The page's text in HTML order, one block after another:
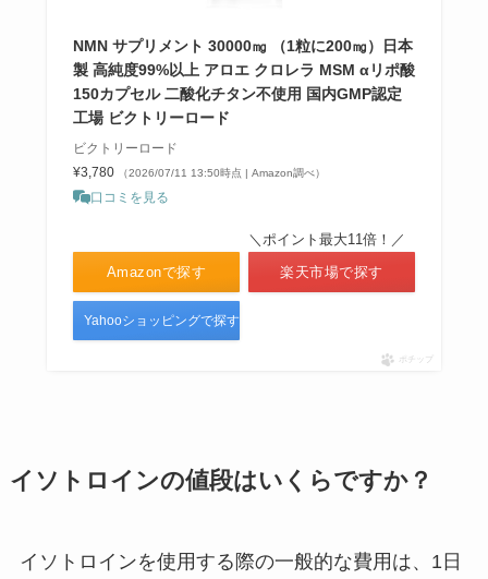
NMN サプリメント 30000㎎ （1粒に200㎎）日本
製 高純度99%以上 アロエ クロレラ MSM αリポ酸
150カプセル 二酸化チタン不使用 国内GMP認定
工場 ビクトリーロード
ビクトリーロード
¥3,780
（2026/07/11 13:50時点 | Amazon調べ）
口コミを見る
Amazonで探す
＼ポイント最大11倍！／
楽天市場で探す
Yahooショッピングで探す
ポチップ
イソトロインの値段はいくらですか？
イソトロインを使用する際の一般的な費用は、1日